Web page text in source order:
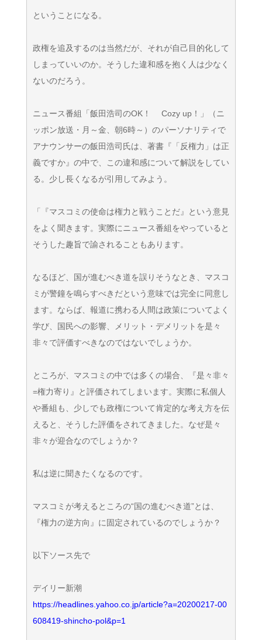
ということになる。
政権を追及するのは当然だが、それが自己目的化して
しまっていいのか。そうした違和感を抱く人は少なく
ないのだろう。
ニュース番組「飯田浩司のOK！ Cozy up！」（ニ
ッポン放送・月～金、朝6時～）のパーソナリティで
アナウンサーの飯田浩司氏は、著書『「反権力」は正
義ですか』の中で、この違和感について解説をしてい
る。少し長くなるが引用してみよう。
「『マスコミの使命は権力と戦うことだ』という意見
をよく聞きます。実際にニュース番組をやっていると
そうした趣旨で諭されることもあります。
なるほど、国が進むべき道を誤りそうなとき、マスコ
ミが警鐘を鳴らすべきだという意味では完全に同意し
ます。ならば、報道に携わる人間は政策についてよく
学び、国民への影響、メリット・デメリットを是々
非々で評価すべきなのではないでしょうか。
ところが、マスコミの中では多くの場合、『是々非々
=権力寄り』と評価されてしまいます。実際に私個人
や番組も、少しでも政権について肯定的な考え方を伝
えると、そうした評価をされてきました。なぜ是々
非々が迎合なのでしょうか？
私は逆に聞きたくなるのです。
マスコミが考えるところの“国の進むべき道”とは、
『権力の逆方向』に固定されているのでしょうか？
以下ソース先で
デイリー新潮
https://headlines.yahoo.co.jp/article?a=20200217-00
608419-shincho-pol&p=1